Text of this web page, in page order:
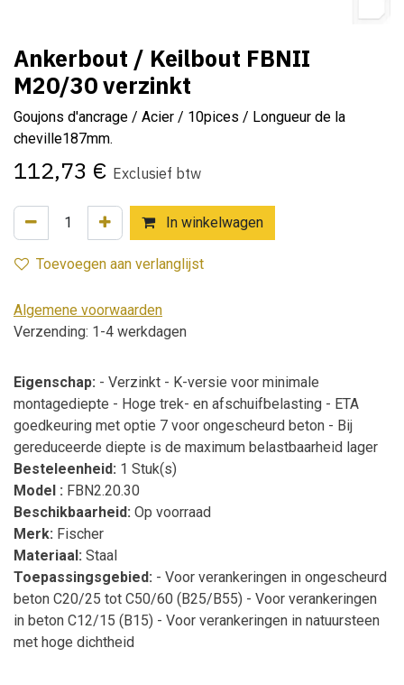
Ankerbout / Keilbout FBNII
M20/30 verzinkt
Goujons d'ancrage / Acier / 10pices / Longueur de la
cheville187mm.
112,73 € Exclusief btw
In winkelwagen
Toevoegen aan verlanglijst
Algemene voorwaarden
Verzending: 1-4 werkdagen
Eigenschap: - Verzinkt - K-versie voor minimale
montagediepte - Hoge trek- en afschuifbelasting - ETA
goedkeuring met optie 7 voor ongescheurd beton - Bij
gereduceerde diepte is de maximum belastbaarheid lager
Besteleenheid: 1 Stuk(s)
Model : FBN2.20.30
Beschikbaarheid: Op voorraad
Merk: Fischer
Materiaal: Staal
Toepassingsgebied: - Voor verankeringen in ongescheurd
beton C20/25 tot C50/60 (B25/B55) - Voor verankeringen
in beton C12/15 (B15) - Voor verankeringen in natuursteen
met hoge dichtheid